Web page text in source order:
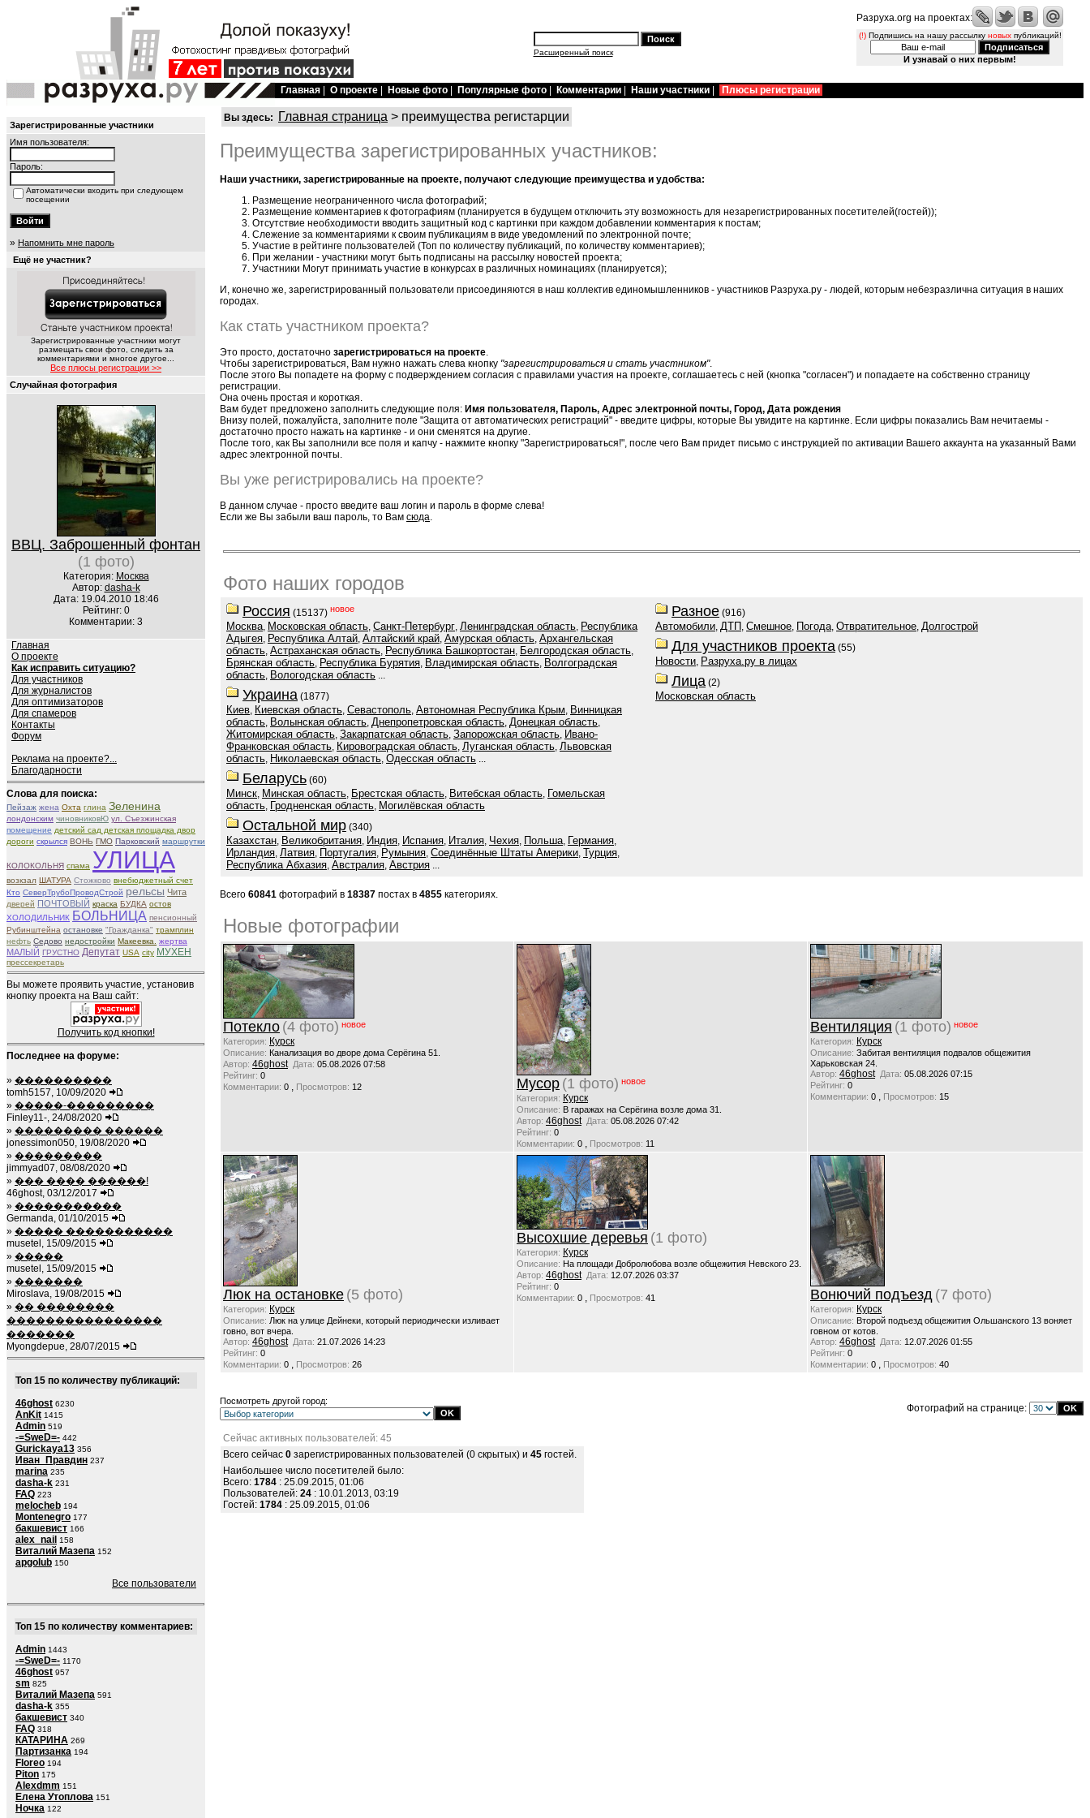
Расширенный поиск
Разруха.org на проектах:
(!)Подпишись на нашу рассылку новыхпубликаций!
И узнавай о них первым!
Главная О проекте Новые фото Популярные фото Комментарии Наши участники Плюсы регистрации
Зарегистрированные участники
Имя пользователя:
Пароль:
Автоматически входить при следующем
посещении
» Напомнить мне пароль
Ещё не участник?
Зарегистрированные участники могут
размещать свои фото, следить за
комментариями и многое другое...
Все плюсы регистрации >>
Случайная фотография
ВВЦ. Заброшенный фонтан
(1 фото)
Категория: Москва
Автор: dasha-k
Дата: 19.04.2010 18:46
Рейтинг: 0
Комментарии: 3
Главная
О проекте
Как исправить ситуацию?
Для участников
Для журналистов
Для оптимизаторов
Для спамеров
Контакты
Форум
Реклама на проекте?...
Благодарности
Слова для поиска:
Пейзаж жена Охта глина Зеленина
лондонским чиновниковЮ ул. Съезжинская
помещение детский сад детская площадка двор
дороги скрылся ВОНЬ ГМО Парковский маршрутки
КОЛОКОЛЬНЯ спама УЛИЦА
возкзал ШАТУРА Стожково внебюджетный счет
Кто СеверТрубоПроводСтрой рельсы Чита
дверей ПОЧТОВЫЙ краска БУДКА остов
ХОЛОДИЛЬНИК БОЛЬНИЦА пенсионный
Рубинштейна остановке "Гражданка" трамплин
нефть Седово недостройки Макеевка. жертва
МАЛЫЙ ГРУСТНО Депутат USA city МУХЕН
прессекретарь
Вы можете проявить участие, установив
кнопку проекта на Ваш сайт:
Получить код кнопки!
Последнее на форуме:
» ����������
tomh5157, 10/09/2020
» �����-���������
Finley11-, 24/08/2020
» ��������� ������
jonessimon050, 19/08/2020
» ���������
jimmyad07, 08/08/2020
» ��� ���� ������!
46ghost, 03/12/2017
» �����������
Germanda, 01/10/2015
» ����� �����������
musetel, 15/09/2015
» �����
musetel, 15/09/2015
» �������
Miroslava, 19/08/2015
» �� ��������
����������������
�������
Myongdepue, 28/07/2015
Топ 15 по количеству публикаций:
46ghost 6230
AnKit 1415
Admin 519
-=SweD=- 442
Gurickaya13 356
Иван_Правдин 237
marina 235
dasha-k 231
FAQ 223
melocheb 194
Montenegro 177
бакшевист 166
alex_nail 158
Виталий Мазепа 152
apgolub 150
Все пользователи
Топ 15 по количеству комментариев:
Admin 1443
-=SweD=- 1170
46ghost 957
sm 825
Виталий Мазепа 591
dasha-k 355
бакшевист 340
FAQ 318
КАТАРИНА 269
Партизанка 194
Floreo 194
Piton 175
Alexdmm 151
Елена Утоплова 151
Ночка 122
Вы здесь: Главная страница > преимущества регистарции
Преимущества зарегистрированных участников:
Наши участники, зарегистрированные на проекте, получают следующие преимущества и удобства:
Размещение неограниченного числа фотографий;
Размещение комментариев к фотографиям (планируется в будущем отключить эту возможность для незарегистрированных посетителей(гостей));
Отсутствие необходимости вводить защитный код с картинки при каждом добавлении комментария к постам;
Слежение за комментариями к своим публикациям в виде уведомлений по электронной почте;
Участие в рейтинге пользователей (Топ по количеству публикаций, по количеству комментариев);
При желании - участники могут быть подписаны на рассылку новостей проекта;
Участники Могут принимать участие в конкурсах в различных номинациях (планируется);
И, конечно же, зарегистрированный пользователи присоединяются в наш коллектив единомышленников - участников Разруха.ру - людей, которым небезразлична ситуация в наших
городах.
Как стать участником проекта?
Это просто, достаточно зарегистрироваться на проекте.
Чтобы зарегистрироваться, Вам нужно нажать слева кнопку "зарегистрироваться и стать участником".
После этого Вы попадете на форму с подверждением согласия с правилами участия на проекте, соглашаетесь с ней (кнопка "согласен") и попадаете на собственно страницу
регистрации.
Она очень простая и короткая.
Вам будет предложено заполнить следующие поля: Имя пользователя, Пароль, Адрес электронной почты, Город, Дата рождения
Внизу полей, пожалуйста, заполните поле "Защита от автоматических регистраций" - введите цифры, которые Вы увидите на картинке. Если цифры показались Вам нечитаемы -
достаточно просто нажать на картинке - и они сменятся на другие.
После того, как Вы заполнили все поля и капчу - нажмите кнопку "Зарегистрироваться!", после чего Вам придет письмо с инструкцией по активации Вашего аккаунта на указанный Вами
адрес электронной почты.
Вы уже регистрировались на проекте?
В данном случае - просто введите ваш логин и пароль в форме слева!
Если же Вы забыли ваш пароль, то Вам сюда.
Фото наших городов
Россия (15137) новое
Москва, Московская область, Санкт-Петербург, Ленинградская область, Республика
Адыгея, Республика Алтай, Алтайский край, Амурская область, Архангельская
область, Астраханская область, Республика Башкортостан, Белгородская область,
Брянская область, Республика Бурятия, Владимирская область, Волгоградская
область, Вологодская область ...
Украина (1877)
Киев, Киевская область, Севастополь, Автономная Республика Крым, Винницкая
область, Волынская область, Днепропетровская область, Донецкая область,
Житомирская область, Закарпатская область, Запорожская область, Ивано-
Франковская область, Кировоградская область, Луганская область, Львовская
область, Николаевская область, Одесская область ...
Беларусь (60)
Минск, Минская область, Брестская область, Витебская область, Гомельская
область, Гродненская область, Могилёвская область
Остальной мир (340)
Казахстан, Великобритания, Индия, Испания, Италия, Чехия, Польша, Германия,
Ирландия, Латвия, Португалия, Румыния, Соединённые Штаты Америки, Турция,
Республика Абхазия, Австралия, Австрия ...
Разное (916)
Автомобили, ДТП , Смешное, Погода, Отвратительное, Долгострой
Для участников проекта (55)
Новости, Разруха.ру в лицах
Лица (2)
Московская область
Всего 60841 фотографий в 18387 постах в 4855 категориях.
Новые фотографии
Потекло (4 фото) новое
Категория: Курск
Описание: Канализация во дворе дома Серёгина 51.
Автор: 46ghost Дата: 05.08.2026 07:58
Рейтинг: 0
Комментарии: 0 , Просмотров: 12 Мусор (1 фото) новое
Категория: Курск
Описание: В гаражах на Серёгина возле дома 31.
Автор: 46ghost Дата: 05.08.2026 07:42
Рейтинг: 0
Комментарии: 0 , Просмотров: 11
Вентиляция (1 фото) новое
Категория: Курск
Описание: Забитая вентиляция подвалов общежития
Харьковская 24.
Автор: 46ghost Дата: 05.08.2026 07:15
Рейтинг: 0
Комментарии: 0 , Просмотров: 15
Люк на остановке (5 фото)
Категория: Курск
Описание: Люк на улице Дейнеки, который периодически изливает
говно, вот вчера.
Автор: 46ghost Дата: 21.07.2026 14:23
Рейтинг: 0
Комментарии: 0 , Просмотров: 26
Высохшие деревья (1 фото)
Категория: Курск
Описание: На площади Добролюбова возле общежития Невского 23.
Автор: 46ghost Дата: 12.07.2026 03:37
Рейтинг: 0
Комментарии: 0 , Просмотров: 41 Вонючий подъезд (7 фото)
Категория: Курск
Описание: Второй подъезд общежития Ольшанского 13 воняет
говном от котов.
Автор: 46ghost Дата: 12.07.2026 01:55
Рейтинг: 0
Комментарии: 0 , Просмотров: 40
Посмотреть другой город:
Фотографий на странице:
Сейчас активных пользователей: 45
Всего сейчас 0 зарегистрированных пользователей (0 скрытых) и 45 гостей.
Наибольшее число посетителей было:
Всего: 1784 : 25.09.2015, 01:06
Пользователей: 24 : 10.01.2013, 03:19
Гостей: 1784 : 25.09.2015, 01:06